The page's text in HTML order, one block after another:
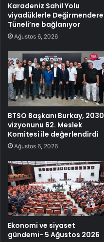
Karadeniz Sahil Yolu
viyadüklerle Değirmendere
Tüneli’ne bağlanıyor
Ağustos 6, 2026
BTSO Başkanı Burkay, 2030
vizyonunu 62. Meslek
Komitesi ile değerlendirdi
Ağustos 6, 2026
Ekonomi ve siyaset
gündemi- 5 Ağustos 2026